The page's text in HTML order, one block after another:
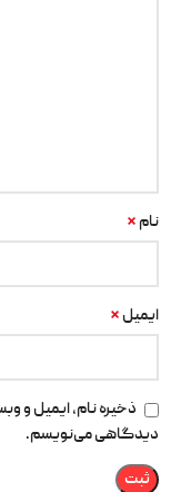
نام *
ایمیل *
ذخیره نام، ایمیل و
دیدگاهی می‌نویسم.